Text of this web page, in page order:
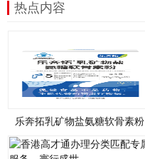
热点内容
乐奔拓乳矿物盐氨糖软骨素粉